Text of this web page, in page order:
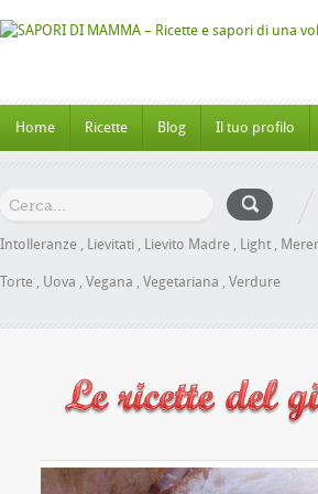
Home Ricette Blog Il tuo profilo
Intolleranze , Lievitati , Lievito Madre , Light ,
Torte , Uova , Vegana , Vegetariana , Verdure
Miele senza